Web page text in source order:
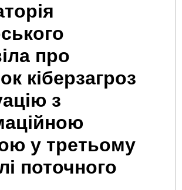
про
кіберзагроз
з
у третьому
поточного